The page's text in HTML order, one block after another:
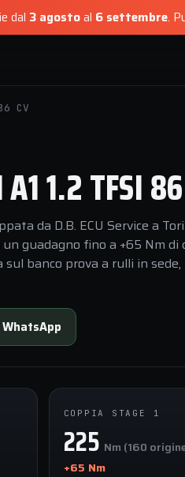
dal 3 agostoal 6 settembre.
CV
1.2 TFSI
da D.B. ECU Service a
guadagno fino a +65 Nm di
banco prova a rulli in sede,
WhatsApp
COPPIA STAGE 1
225 Nm (160
+65 Nm